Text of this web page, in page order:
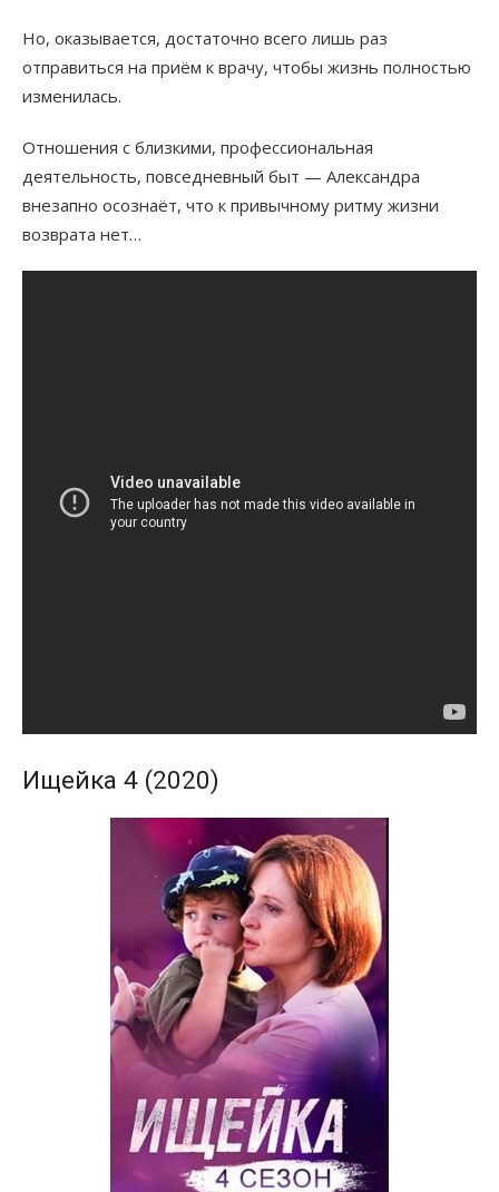
Но, оказывается, достаточно всего лишь раз
отправиться на приём к врачу, чтобы жизнь полностью
изменилась.
Отношения с близкими, профессиональная
деятельность, повседневный быт — Александра
внезапно осознаёт, что к привычному ритму жизни
возврата нет…
Ищейка 4 (2020)